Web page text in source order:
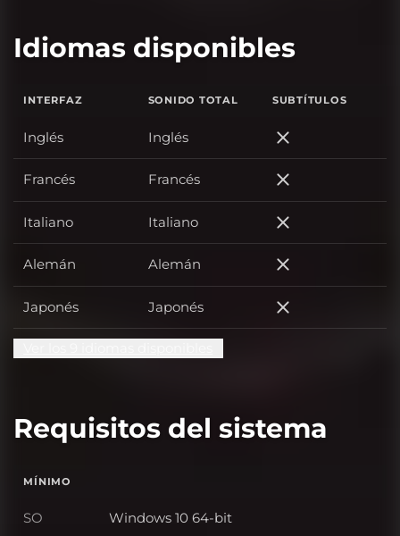
Idiomas disponibles
INTERFAZ SONIDO TOTAL SUBTÍTULOS
Inglés Inglés
Inglés
Francés
Francés
Francés
Italiano
Italiano
Italiano
Alemán
Alemán
Alemán
Japonés
Japonés
Japonés
Requisitos del sistema
MÍNIMO
SO SO
Windows 10 64-bit